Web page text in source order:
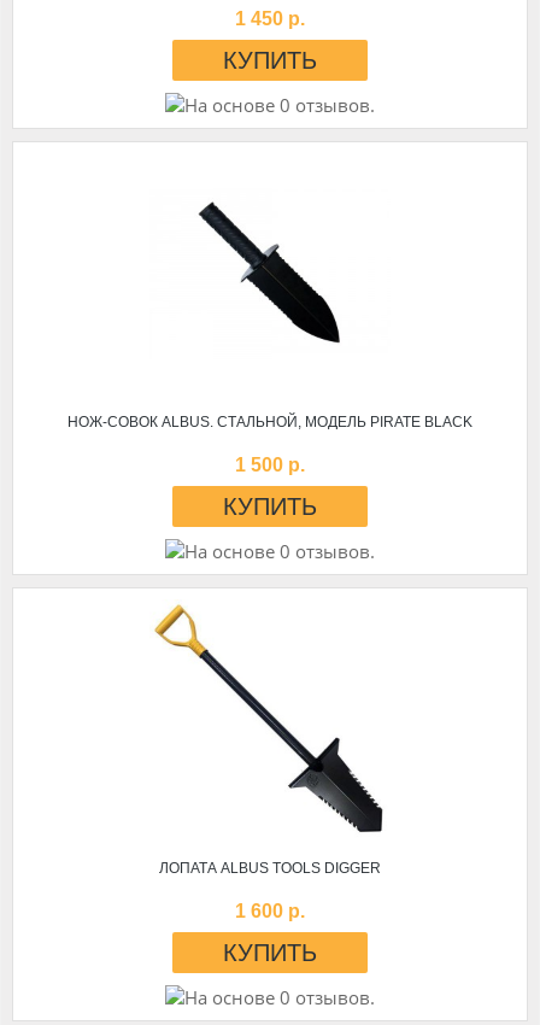
1 450 р.
НОЖ-СОВОК ALBUS. СТАЛЬНОЙ, МОДЕЛЬ PIRATE BLACK
1 500 р.
ЛОПАТА ALBUS TOOLS DIGGER
1 600 р.